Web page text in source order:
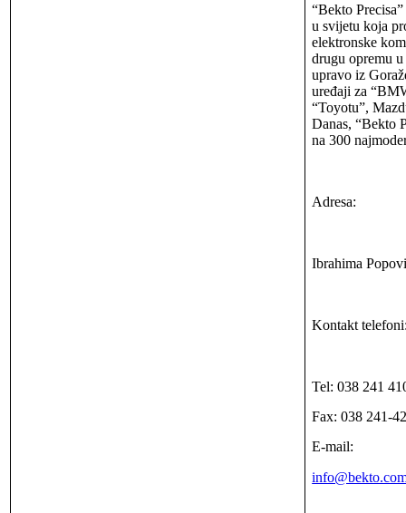
“Bekto
u svijetu koja
elektronske
drugu opremu
upravo iz
uređaji za
“Toyotu”,
Danas, “Bekto
na 300
Adresa:
Ibrahima
Kontakt
Tel: 038 241
Fax: 038 241-
E-mail: